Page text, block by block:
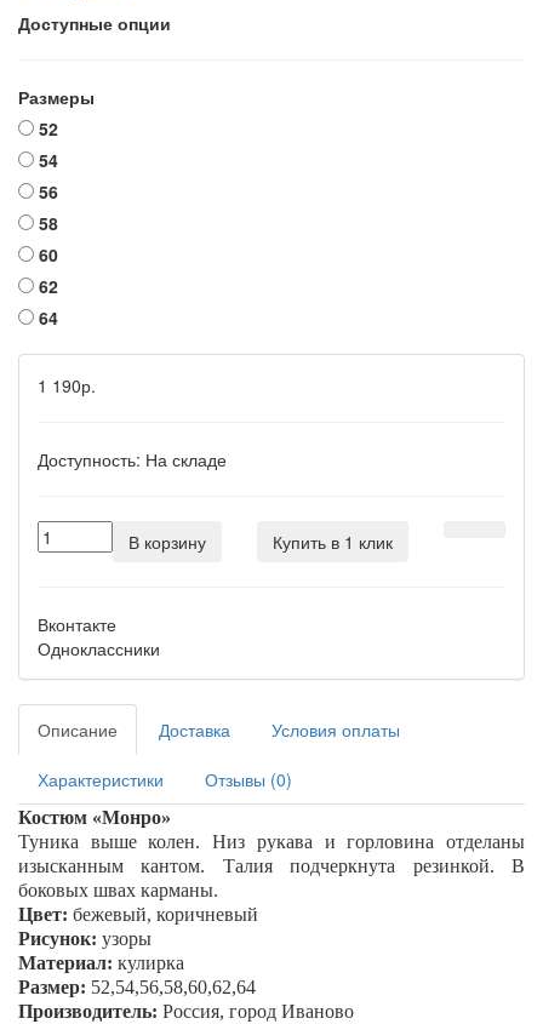
Доступные опции
Размеры
52
54
56
58
60
62
64
1 190р.
Доступность: На складе
В корзину Купить в 1 клик
Вконтакте
Одноклассники
Описание Доставка Условия оплаты
Характеристики Отзывы (0)
Костюм «Монро»
Туника выше колен. Низ рукава и горловина отделаны
изысканным кантом. Талия подчеркнута резинкой. В
боковых швах карманы.
Цвет: бежевый, коричневый
Рисунок: узоры
Материал: кулирка
Размер: 52,54,56,58,60,62,64
Производитель: Россия, город Иваново